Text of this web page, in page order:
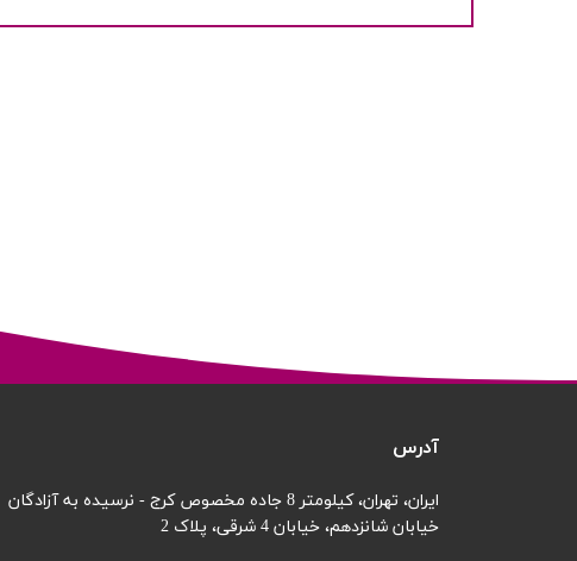
آدرس
ایران، تهران، کیلومتر 8 جاده مخصوص کرج - نرسیده به آزادگان
خیابان شانزدهم، خیابان 4 شرقی، پلاک 2